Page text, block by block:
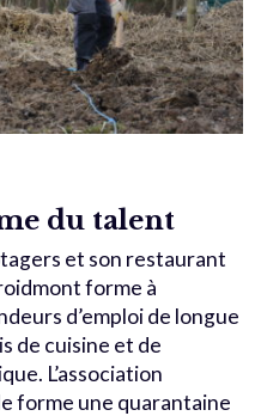
du talent
et son restaurant
forme à
d’emploi de longue
de cuisine et de
L’association
forme une quarantaine